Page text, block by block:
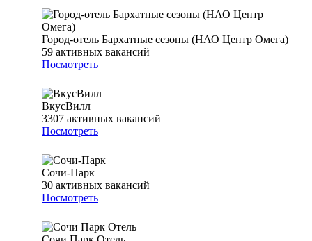
Город-отель Бархатные сезоны (НАО Центр Омега)
59 активных вакансий
Посмотреть
ВкусВилл
3307 активных вакансий
Посмотреть
Сочи-Парк
30 активных вакансий
Посмотреть